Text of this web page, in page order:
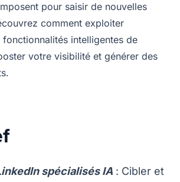
pour saisir de nouvelles
comment exploiter
intelligentes de
votre visibilité et générer des
spécialisés IA : Cibler et